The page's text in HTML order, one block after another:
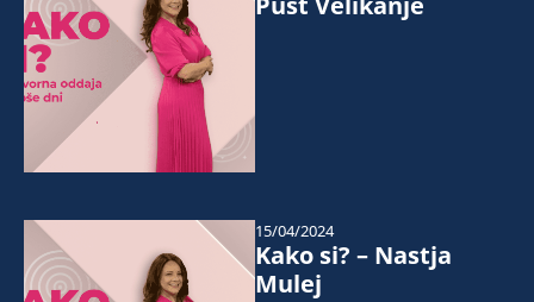
Kako si? – Nastja
Mulej
15/04/2024